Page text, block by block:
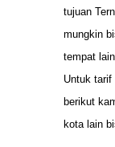
tujuan
mungkin
tempat
Untuk tarif
berikut
kota lain